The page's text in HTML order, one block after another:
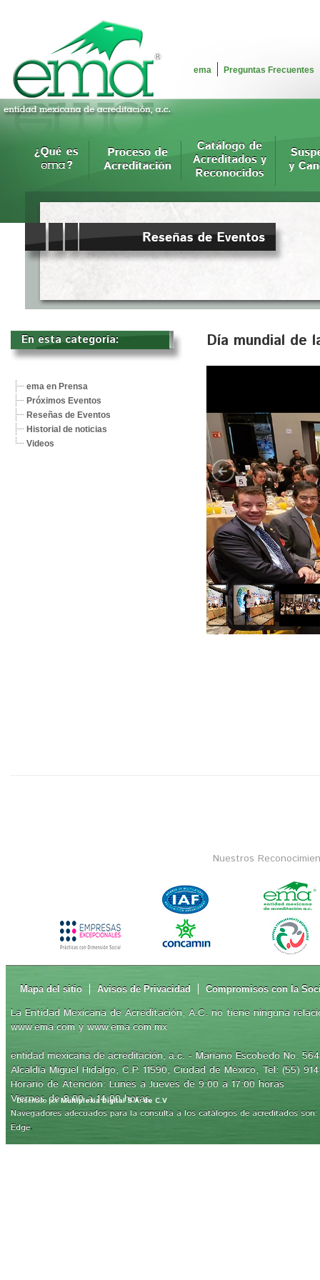
ema Preguntas Frecuentes
Día mundial de
En esta categoría:
ema en Prensa
Próximos Eventos
Reseñas de Eventos
Historial de noticias
Videos
Nuestros
Mapa del sitio Avisos de Privacidad Compromisos con la
La Entidad Mexicana de Acreditación, A.C. no tiene ninguna
www.ema.com y www.ema.com.mx
entidad mexicana de acreditación, a.c. - Mariano Escobedo No.
Alcaldía Miguel Hidalgo, C.P. 11590, Ciudad de México, Tel: (55)
Horario de Atención: Lunes a Jueves de 9:00 a 17:00 horas
Viernes de 9:00 a 14:00 horas
Navegadores adecuados para la consulta a los catálogos de acreditados
Edge.
Diseñado porMultiplexia Digital S.A. de C.V